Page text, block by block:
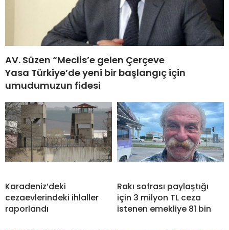
AV. Süzen “Meclis’e gelen Çerçeve
Yasa Türkiye’de yeni bir başlangıç için
umudumuzun fidesi
Karadeniz’deki
cezaevlerindeki ihlaller
raporlandı
Rakı sofrası paylaştığı
için 3 milyon TL ceza
istenen emekliye 81 bin